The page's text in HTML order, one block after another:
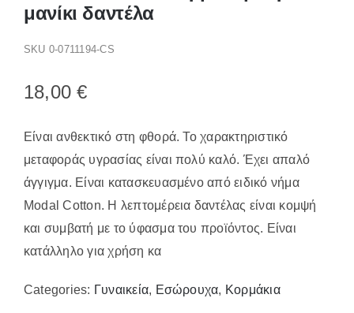
Παπούτσια/Παντόφλες
Επικοινωνία
μανίκι δαντέλα
SKU 0-0711194-CS
18,00€
Είναι ανθεκτικό στη φθορά. Το χαρακτηριστικό
μεταφοράς υγρασίας είναι πολύ καλό. Έχει απαλό
άγγιγμα. Είναι κατασκευασμένο από ειδικό νήμα
Modal Cotton. Η λεπτομέρεια δαντέλας είναι κομψή
και συμβατή με το ύφασμα του προϊόντος. Είναι
κατάλληλο για χρήση κα
Categories: Γυναικεία, Εσώρουχα, Κορμάκια